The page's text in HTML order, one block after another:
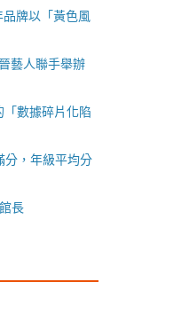
牌以「黃色風
藝人聯手舉辦
數據碎片化陷
分，年級平均分
長